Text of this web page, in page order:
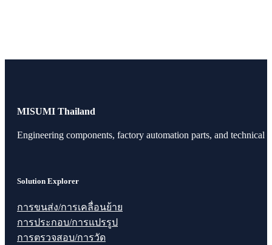
MISUMI Thailand
Engineering components, factory automation parts, and technical
Solution Explorer
การขนส่ง/การเคลื่อนย้าย
การประกอบ/การแปรรูป
การตรวจสอบ/การวัด